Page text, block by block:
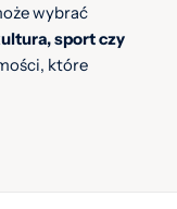
wybrać
sport czy
które